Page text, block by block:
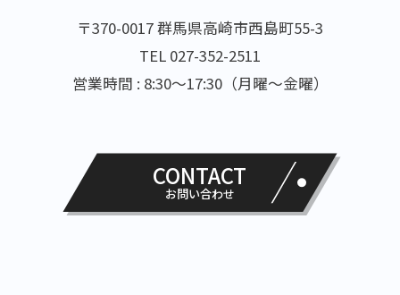
からご応募ください。
＊面接は１〜２回を予定しています。
お問い合わせ先
年齢：64歳以下（定年を上限とするため）
選考の流れ
＊面接は１〜２回を予定しています。
お問い合わせ先
〒370-0017 群馬県高崎市西島町55-3
TEL 027-352-2511
営業時間 : 8:30～17:30（月曜～金曜）
CONTACT
お問い合わせ